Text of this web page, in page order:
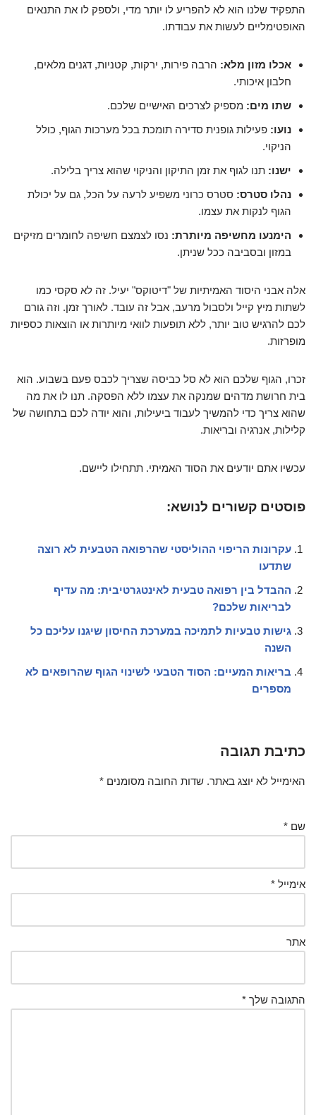
התפקיד שלנו הוא לא להפריע לו יותר מדי, ולספק לו את התנאים
האופטימליים לעשות את עבודתו.
אכלו מזון מלא: הרבה פירות, ירקות, קטניות, דגנים מלאים,
חלבון איכותי.
שתו מים: מספיק לצרכים האישיים שלכם.
נועו: פעילות גופנית סדירה תומכת בכל מערכות הגוף, כולל
הניקוי.
ישנו: תנו לגוף את זמן התיקון והניקוי שהוא צריך בלילה.
נהלו סטרס: סטרס כרוני משפיע לרעה על הכל, גם על יכולת
הגוף לנקות את עצמו.
הימנעו מחשיפה מיותרת: נסו לצמצם חשיפה לחומרים מזיקים
במזון ובסביבה ככל שניתן.
אלה אבני היסוד האמיתיות של "דיטוקס" יעיל. זה לא סקסי כמו
לשתות מיץ קייל ולסבול מרעב, אבל זה עובד. לאורך זמן. וזה גורם
לכם להרגיש טוב יותר, ללא תופעות לוואי מיותרות או הוצאות כספיות
מופרזות.
זכרו, הגוף שלכם הוא לא סל כביסה שצריך לכבס פעם בשבוע. הוא
בית חרושת מדהים שמנקה את עצמו ללא הפסקה. תנו לו את מה
שהוא צריך כדי להמשיך לעבוד ביעילות, והוא יודה לכם בתחושה של
קלילות, אנרגיה ובריאות.
עכשיו אתם יודעים את הסוד האמיתי. תתחילו ליישם.
פוסטים קשורים לנושא:
עקרונות הריפוי ההוליסטי שהרפואה הטבעית לא רוצה
שתדעו
ההבדל בין רפואה טבעית לאינטגרטיבית: מה עדיף
לבריאות שלכם?
גישות טבעיות לתמיכה במערכת החיסון שיגנו עליכם כל
השנה
בריאות המעיים: הסוד הטבעי לשינוי הגוף שהרופאים לא
מספרים
כתיבת תגובה
האימייל לא יוצג באתר. שדות החובה מסומנים *
שם *
אימייל *
אתר
התגובה שלך *